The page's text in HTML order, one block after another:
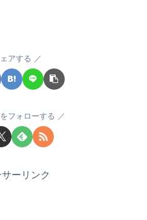
アする
フォローする
ーリンク